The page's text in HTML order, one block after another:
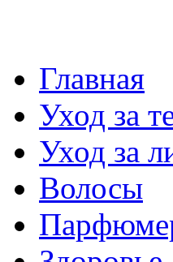
Главная
Уход за
Уход за
Волосы